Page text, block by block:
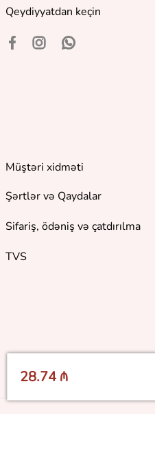
28.74 ₼
Qeydiyyatdan keçin
Müştəri xidməti
Şərtlər və Qaydalar
Sifariş, ödəniş və çatdırılma
TVS